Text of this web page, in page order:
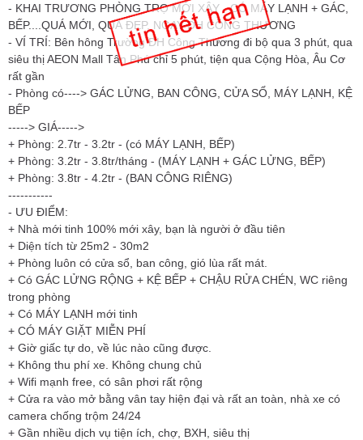
- KHAI TRƯƠNG PHÒNG TRỌ MỚI XÂY - CÓ MÁY LẠNH + GÁC,
BẾP....QUÁ MỚI, QUÁ ĐẸP, NGAY ĐH CÔNG THƯƠNG
- VÍ TRÍ: Bên hông Trường ĐH Công Thương đi bộ qua 3 phút, qua
siêu thị AEON Mall Tân Phú chỉ 5 phút, tiện qua Cộng Hòa, Âu Cơ
rất gần
- Phòng có----> GÁC LỬNG, BAN CÔNG, CỬA SỔ, MÁY LẠNH, KỆ
BẾP
-----> GIÁ----->
+ Phòng: 2.7tr - 3.2tr - (có MÁY LẠNH, BẾP)
+ Phòng: 3.2tr - 3.8tr/tháng - (MÁY LẠNH + GÁC LỬNG, BẾP)
+ Phòng: 3.8tr - 4.2tr - (BAN CÔNG RIÊNG)
-----------
- ƯU ĐIỂM:
+ Nhà mới tinh 100% mới xây, bạn là người ở đầu tiên
+ Diện tích từ 25m2 - 30m2
+ Phòng luôn có cửa sổ, ban công, gió lùa rất mát.
+ Có GÁC LỬNG RỘNG + KỆ BẾP + CHẬU RỬA CHÉN, WC riêng
trong phòng
+ Có MÁY LẠNH mới tinh
+ CÓ MÁY GIẶT MIỄN PHÍ
+ Giờ giấc tự do, về lúc nào cũng được.
+ Không thu phí xe. Không chung chủ
+ Wifi mạnh free, có sân phơi rất rộng
+ Cửa ra vào mở bằng vân tay hiện đại và rất an toàn, nhà xe có
camera chống trộm 24/24
+ Gần nhiều dịch vụ tiện ích, chợ, BXH, siêu thị